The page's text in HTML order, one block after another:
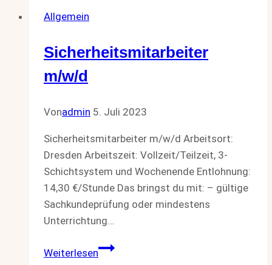
Allgemein
Sicherheitsmitarbeiter
m/w/d
Vonadmin 5. Juli 2023
Sicherheitsmitarbeiter m/w/d Arbeitsort:
Dresden Arbeitszeit: Vollzeit/Teilzeit, 3-
Schichtsystem und Wochenende Entlohnung:
14,30 €/Stunde Das bringst du mit: – gültige
Sachkundeprüfung oder mindestens
Unterrichtung…
WeiterlesenSicherheitsmitarbeiter